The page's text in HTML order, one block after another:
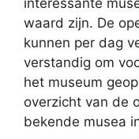
interessante
waard zijn. De
kunnen per dag
verstandig om
het museum
overzicht van de
bekende musea